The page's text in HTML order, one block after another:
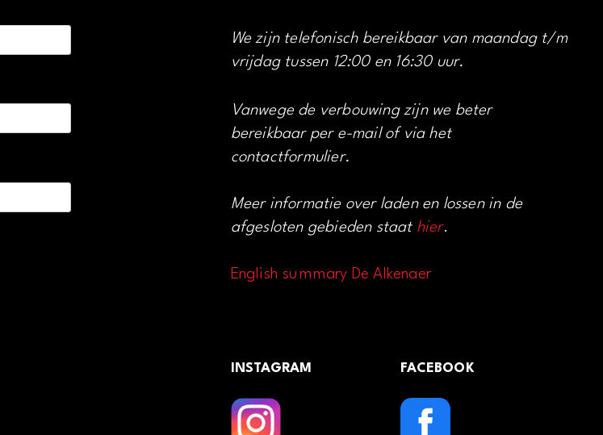
We zijn telefonisch bereikbaar van maandag t/m
vrijdag tussen 12:00 en 16:30 uur.
Vanwege de verbouwing zijn we beter
bereikbaar per e-mail of via het
contactformulier.
Meer informatie over laden en lossen in de
afgesloten gebieden staat hier.
English summary De Alkenaer
INSTAGRAM FACEBOOK